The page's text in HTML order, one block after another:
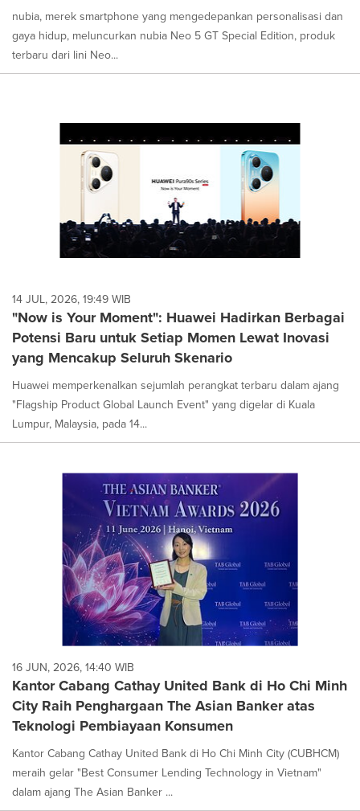
nubia, merek smartphone yang mengedepankan personalisasi dan
gaya hidup, meluncurkan nubia Neo 5 GT Special Edition, produk
terbaru dari lini Neo...
14 JUL, 2026, 19:49 WIB
"Now is Your Moment": Huawei Hadirkan Berbagai
Potensi Baru untuk Setiap Momen Lewat Inovasi
yang Mencakup Seluruh Skenario
Huawei memperkenalkan sejumlah perangkat terbaru dalam ajang
"Flagship Product Global Launch Event" yang digelar di Kuala
Lumpur, Malaysia, pada 14...
16 JUN, 2026, 14:40 WIB
Kantor Cabang Cathay United Bank di Ho Chi Minh
City Raih Penghargaan The Asian Banker atas
Teknologi Pembiayaan Konsumen
Kantor Cabang Cathay United Bank di Ho Chi Minh City (CUBHCM)
meraih gelar "Best Consumer Lending Technology in Vietnam"
dalam ajang The Asian Banker ...